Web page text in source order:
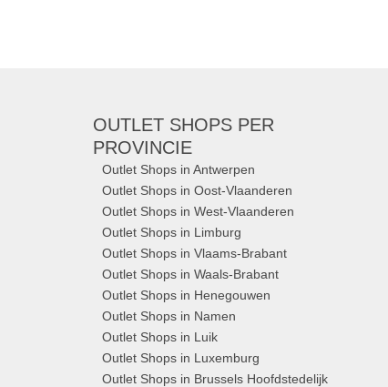
OUTLET SHOPS PER
PROVINCIE
Outlet Shops in Antwerpen
Outlet Shops in Oost-Vlaanderen
Outlet Shops in West-Vlaanderen
Outlet Shops in Limburg
Outlet Shops in Vlaams-Brabant
Outlet Shops in Waals-Brabant
Outlet Shops in Henegouwen
Outlet Shops in Namen
Outlet Shops in Luik
Outlet Shops in Luxemburg
Outlet Shops in Brussels Hoofdstedelijk